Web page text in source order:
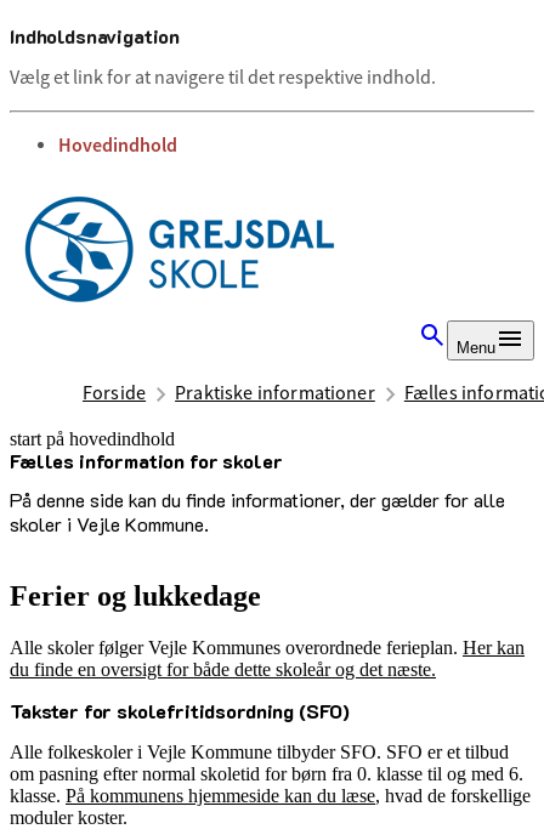
Indholdsnavigation
Vælg et link for at navigere til det respektive indhold.
gå til
Hovedindhold
Menu
Forside Praktiske informationer Fælles
start på hovedindhold
Fælles information for skoler
På denne side kan du finde informationer, der gælder for alle
skoler i Vejle Kommune.
senest opdateret 15. juli 2025
Ferier og lukkedage
Alle skoler følger Vejle Kommunes overordnede ferieplan. Her kan
du finde en oversigt for både dette skoleår og det næste.
Takster for skolefritidsordning (SFO)
Alle folkeskoler i Vejle Kommune tilbyder SFO. SFO er et tilbud
om pasning efter normal skoletid for børn fra 0. klasse til og med 6.
klasse. På kommunens hjemmeside kan du læse, hvad de forskellige
moduler koster.